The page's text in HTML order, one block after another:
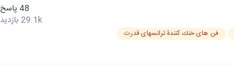
فن های خنك كنندۀ ترانسهای قدرت
48 پاسخ
29.1k بازدید